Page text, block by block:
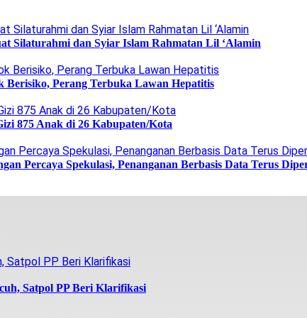
Silaturahmi dan Syiar Islam Rahmatan Lil ‘Alamin
Perang Terbuka Lawan Hepatitis
875 Anak di 26 Kabupaten/Kota
Percaya Spekulasi, Penanganan Berbasis Data Terus
Satpol PP Beri Klarifikasi